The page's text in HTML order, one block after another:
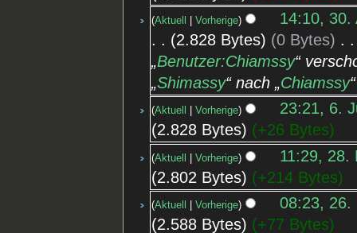
Aktuell Vorherige
14:10, 30.
2.828 Bytes
0 Bytes
„Benutzer:Chiamssy“
„Shimassy“ nach „Chiamssy
Aktuell Vorherige
23:21, 6.
2.828 Bytes
+26 Bytes
Aktuell Vorherige
11:29, 28.
2.802 Bytes
+214 Bytes
Aktuell Vorherige
08:23, 26.
2.588 Bytes
+77 Bytes